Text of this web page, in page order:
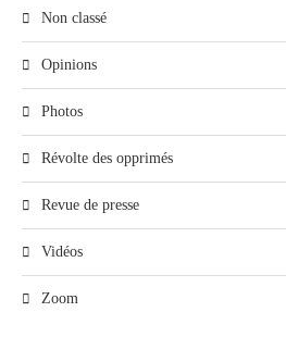
Non classé
Opinions
Photos
Révolte des opprimés
Revue de presse
Vidéos
Zoom